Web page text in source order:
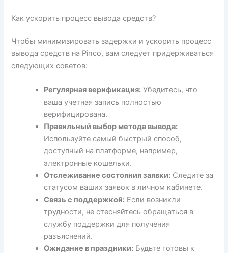
Как ускорить процесс вывода средств?
Чтобы минимизировать задержки и ускорить процесс
вывода средств на Pinco, вам следует придерживаться
следующих советов:
Регулярная верификация: Убедитесь, что
ваша учетная запись полностью
верифицирована.
Правильный выбор метода вывода:
Используйте самый быстрый способ,
доступный на платформе, например,
электронные кошельки.
Отслеживание состояния заявки: Следите за
статусом ваших заявок в личном кабинете.
Связь с поддержкой: Если возникли
трудности, не стесняйтесь обращаться в
службу поддержки для получения
разъяснений.
Ожидание в праздники: Будьте готовы к